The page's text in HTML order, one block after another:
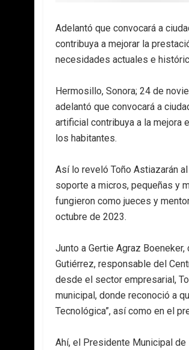
Adelantó que convocará a
contribuya a mejorar la
necesidades actuales e
Hermosillo, Sonora; 24 de
adelantó que convocará a
artificial contribuya a la
los habitantes.
Así lo reveló Toño Astiazarán
soporte a micros, pequeñas y
fungieron como jueces y
octubre de 2023.
Junto a Gertie Agraz
Gutiérrez, responsable del
desde el sector empresarial,
municipal, donde reconoció a
Tecnológica”, así como en el
Ahí, el Presidente Municipal